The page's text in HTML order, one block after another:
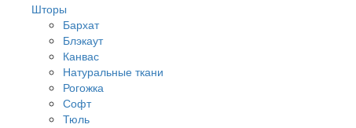
Шторы
Бархат
Блэкаут
Канвас
Натуральные ткани
Рогожка
Софт
Тюль